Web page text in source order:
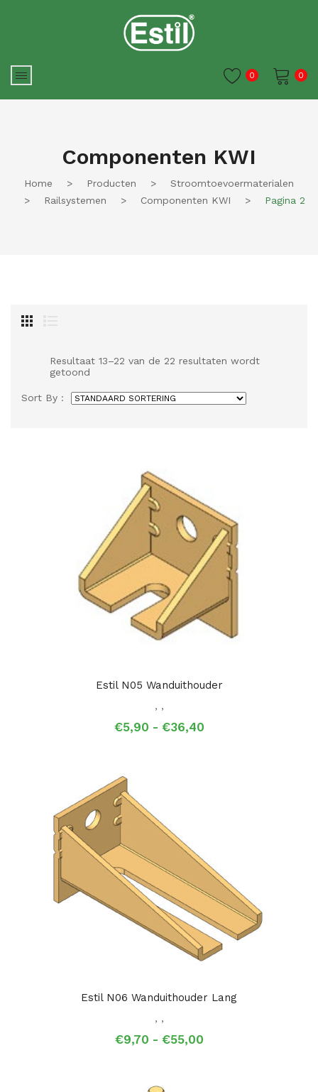
0
0
Componenten KWI
Home > Producten >
Stroomtoevoermaterialen
>
Railsystemen > Componenten KWI > Pagina 2
Resultaat 13–22 van de 22 resultaten wordt
getoond
Sort By :
Estil N05 Wanduithouder
, ,
€5,90 - €36,40Prijsklasse:
Estil N06 Wanduithouder Lang
, ,
€9,70 - €55,00Prijsklasse: